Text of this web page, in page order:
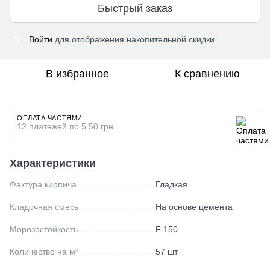
Быстрый заказ
Войти для отображения накопительной скидки
В избранное К сравнению
ОПЛАТА ЧАСТЯМИ
12 платежей по 5.50 грн
Характеристики
Фактура кирпича Гладкая
Кладочная смесь На основе цемента
Морозостойкость F 150
Количество на м² 57 шт